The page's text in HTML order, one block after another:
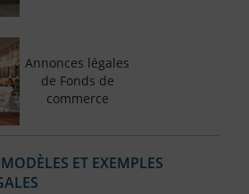
Annonces légales
de Fonds de
commerce
ET EXEMPLES